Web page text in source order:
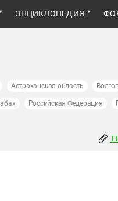
ЭНЦИКЛОПЕДИЯ
Астраханская область
Российская Федерация